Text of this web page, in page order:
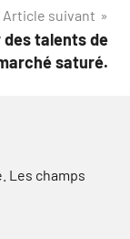
Article suivant
talents de
saturé.
Les champs